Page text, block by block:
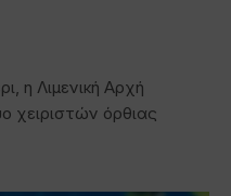
η Λιμενική Αρχή
χειριστών όρθιας